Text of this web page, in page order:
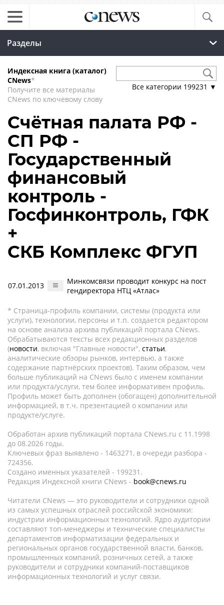
Разделы
Индексная книга (каталог)
CNews*
Получите все материалы
CNews по ключевому слову
Все категории 199231 ▼
Счётная палата РФ -
СП РФ -
Государственный
финансовый
контроль -
Госфинконтроль, ГФК
+
СКБ Комплекс ФГУП
07.01.2013
Минкомсвязи проводит конкурс на пост
гендиректора НТЦ «Атлас»
* Страница-профиль компании, системы (продукта или
услуги), технологии, персоны и т.п. создается редактором
на основе анализа архива публикаций портала CNews.
Обрабатываются тексты всех редакционных разделов
(новости, включая "Главные новости", статьи,
аналитические обзоры рынков, интервью, а также
содержание партнёрских проектов). Таким образом, чем
больше публикаций на CNews было с именем компании
или продукта/услуги, тем более информативен профиль.
Профиль может быть дополнен (обогащен) дополнительной
информацией, в т.ч. презентацией о компании или
продукте/услуге.
Обработан архив публикаций портала CNews.ru c 11.1998
до 08.2026 годы.
Ключевых фраз выявлено - 1463271, в очереди разбора -
724356.
Создано именных указателей - 199231.
Редакция Индексной книги CNews - book@cnews.ru
Читатели CNews — это руководители и сотрудники одной
из самых успешных отраслей российской экономики:
индустрии информационных технологий. Ядро аудитории
составляют топ-менеджеры и технические специалисты
департаментов информатизации федеральных и
региональных органов государственной власти, банков,
промышленных компаний, розничных сетей, а также
руководители и сотрудники компаний-поставщиков
информационных технологий и услуг связи.